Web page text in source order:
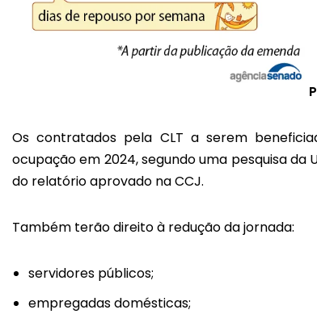
Os contratados pela CLT a serem
ocupação em 2024, segundo uma pesquisa
do relatório aprovado na CCJ.
Também terão direito à redução da jornada:
servidores públicos;
empregadas domésticas;